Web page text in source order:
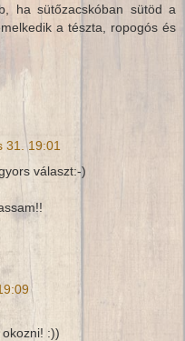
ha sütőzacskóban sütöd a
a tészta, ropogós és
31. 19:01
választ:-)
:))